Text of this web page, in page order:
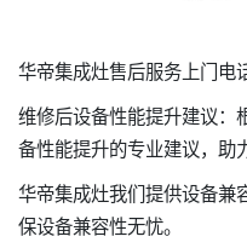
华帝集成灶售后服务上门电
维修后设备性能提升建议：
备性能提升的专业建议，助
华帝集成灶我们提供设备兼
保设备兼容性无忧。